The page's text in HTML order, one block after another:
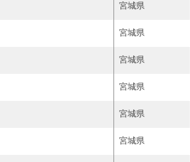
宮城県
宮城県
宮城県
宮城県
宮城県
宮城県